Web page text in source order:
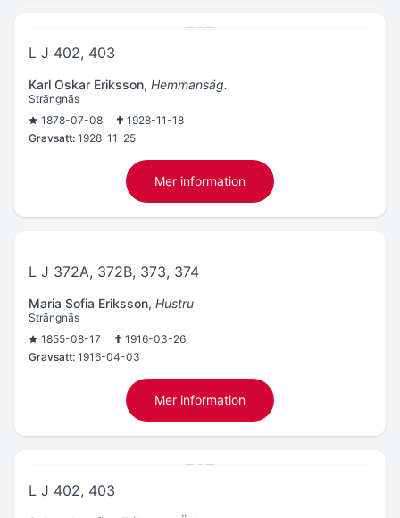
L J 402, 403
Karl Oskar Eriksson, Hemmansäg.
Strängnäs
1878-07-08
1928-11-18
Gravsatt: 1928-11-25
Mer information
L J 372A, 372B, 373, 374
Maria Sofia Eriksson, Hustru
Strängnäs
1855-08-17
1916-03-26
Gravsatt: 1916-04-03
Mer information
L J 402, 403